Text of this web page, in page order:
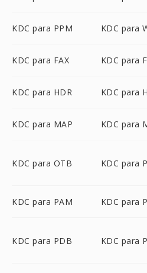
KDC para PPM KDC para
KDC para FAX KDC para
KDC para HDR KDC para
KDC para MAP KDC para
KDC para OTB KDC para
KDC para PAM KDC para
KDC para PDB KDC para